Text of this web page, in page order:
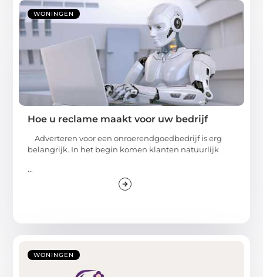
WONINGEN
Hoe u reclame maakt voor uw bedrijf
Adverteren voor een onroerendgoedbedrijf is erg
belangrijk. In het begin komen klanten natuurlijk
...
WONINGEN